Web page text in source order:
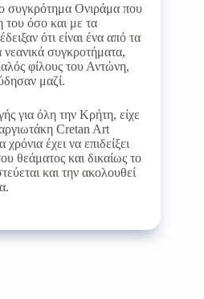
συγκρότημα Ονιράμα που
του όσο και με τα
ότι είναι ένα από τα
συγκροτήματα,
φίλους του Αντώνη,
μαζί.
για όλη την Κρήτη, είχε
Cretan Art
έχει να επιδείξει
θεάματος και δικαίως το
και την ακολουθεί